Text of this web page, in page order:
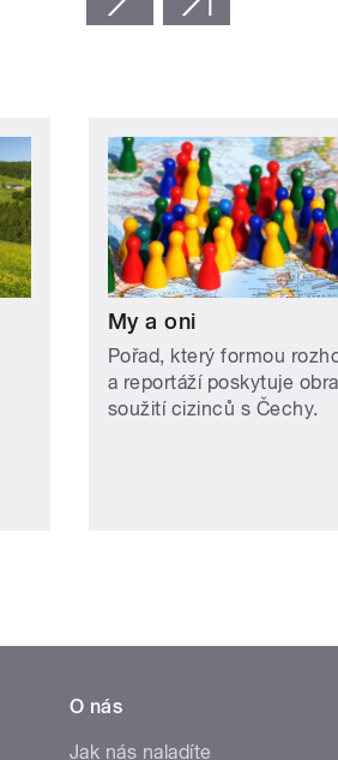
My a oni
Pořad, který formou
a reportáží poskytuje
soužití cizinců s Čechy.
O nás
Jak nás naladíte